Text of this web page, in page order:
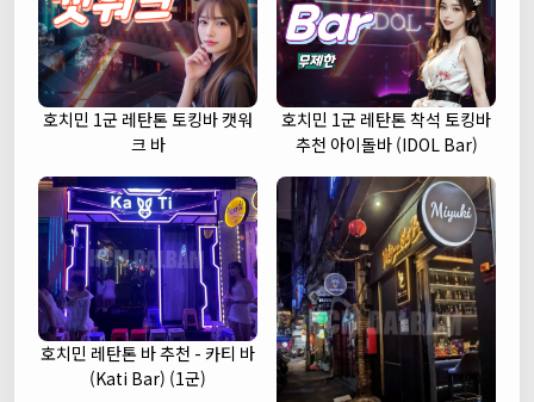
호치민 1군 레탄톤 토킹바 캣워
크 바
호치민 1군 레탄톤 착석 토킹바
추천 아이돌바 (IDOL Bar)
호치민 레탄톤 바 추천 - 카티 바
(Kati Bar) (1군)